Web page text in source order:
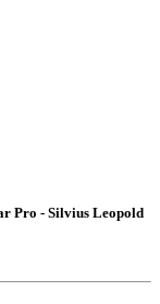
Pro - Silvius Leopold